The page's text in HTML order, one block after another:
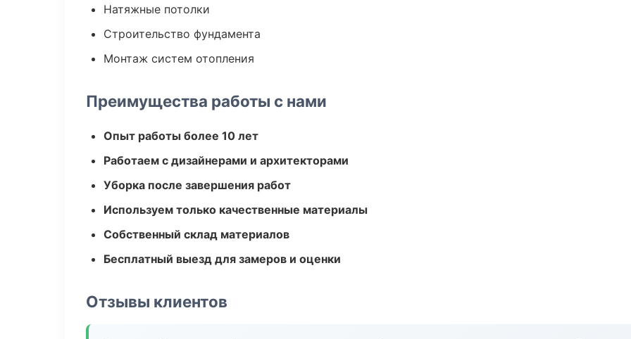
Натяжные потолки
Строительство фундамента
Монтаж систем отопления
Преимущества работы с нами
Опыт работы более 10 лет
Работаем с дизайнерами и архитекторами
Уборка после завершения работ
Используем только качественные материалы
Собственный склад материалов
Бесплатный выезд для замеров и оценки
Отзывы клиентов